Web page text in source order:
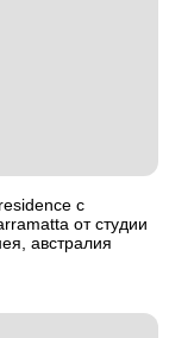
с
от студии
австралия